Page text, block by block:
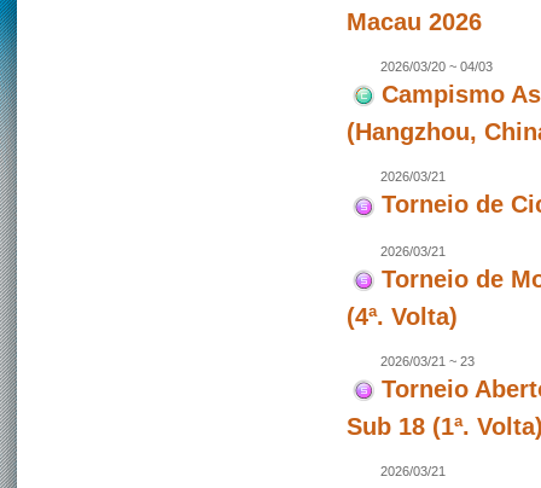
Macau 2026
2026/03/20 ~ 04/03
Campismo
(Hangzhou,
2026/03/21
Torneio de
2026/03/21
Torneio de
(4ª. Volta)
2026/03/21 ~ 23
Torneio
Sub 18 (1ª.
2026/03/21